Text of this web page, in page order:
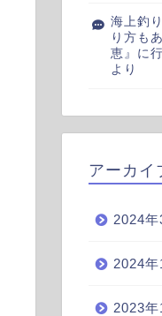
海上釣
り方も
恵』に
より
アーカイ
2024年
2024年
2023年